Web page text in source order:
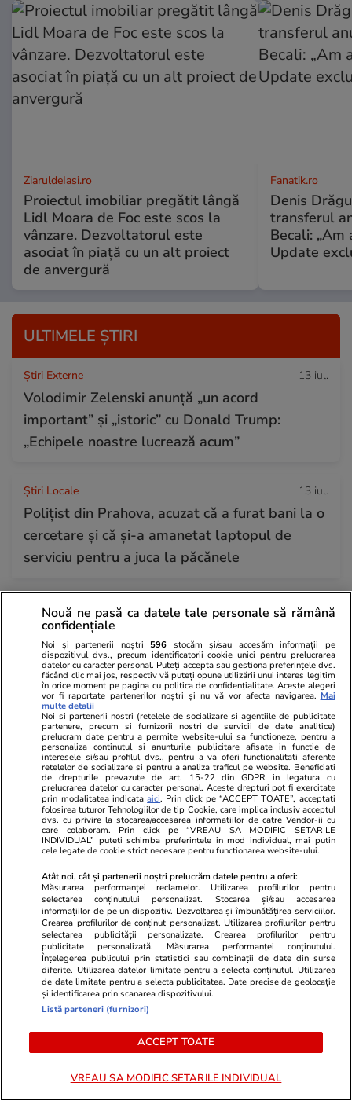
ZiaruldeIasi.ro
Proiectul imobiliar pregătit lângă
Lidl Moara de Foc este scos la
vânzare. Dezvoltatorul este
asociat în piață cu un alt proiect
de anvergură
Fanatik.ro
Denis
transferul
Becali: „Am
Update
ULTIMELE ȘTIRI
Știri Externe 13 iul.
Volodimir Zelenski anunță „un acord
important” și „istoric” cu Donald Trump:
„Echipele noastre lucrează acum”
Știri Locale 13 iul.
Polițist din Prahova, acuzat că a furat bani la o
cercetare și că și-a amanetat laptopul de
serviciu pentru a juca la păcănele
Vacanțe și Cultură 13 iul.
Insula din Grecia despre care aproape nimeni
nu vorbește, dar care a surprins o familie de
români: „Am plătit doar 3 euro”
Știri Externe 13 iul.
Armata americană restabilește blocada
asupra porturilor iraniene, iar Donald Trump
cere taxe de protecție: „20%”
Citește mai multe
TRENDING
Horoscop 13 iul.
Horoscop 14 iulie 2026. Fecioarele este bine
să fie mai prudente decât de obicei, în special
atunci când evaluează situațiile prin care trec
salariu minim și ce mai poți cumpăra cu o oră
Nouă ne pasă ca datele tale personale să rămână
confidențiale
Noi și partenerii noștri 596 stocăm și/sau accesăm informații pe
dispozitivul dvs., precum identificatorii cookie unici pentru prelucrarea
datelor cu caracter personal. Puteți accepta sau gestiona preferințele dvs.
făcând clic mai jos, respectiv vă puteți opune utilizării unui interes legitim
în orice moment pe pagina cu politica de confidențialitate. Aceste alegeri
vor fi raportate partenerilor noștri și nu vă vor afecta navigarea. Mai
multe detalii
Noi si partenerii nostri (retelele de socializare si agentiile de publicitate
partenere, precum si furnizorii nostri de servicii de date analitice)
prelucram date pentru a permite website-ului sa functioneze, pentru a
personaliza continutul si anunturile publicitare afisate in functie de
interesele si/sau profilul dvs., pentru a va oferi functionalitati aferente
retelelor de socializare si pentru a analiza traficul pe website. Beneficiati
de drepturile prevazute de art. 15-22 din GDPR in legatura cu
prelucrarea datelor cu caracter personal. Aceste drepturi pot fi exercitate
prin modalitatea indicataaici. Prin click pe “ACCEPT TOATE”, acceptati
folosirea tuturor Tehnologiilor de tip Cookie, care implica inclusiv acceptul
dvs. cu privire la stocarea/accesarea informatiilor de catre Vendor-ii cu
care colaboram. Prin click pe “VREAU SA MODIFIC SETARILE
INDIVIDUAL” puteti schimba preferintele in mod individual, mai putin
cele legate de cookie strict necesare pentru functionarea website-ului.
Atât noi, cât și partenerii noștri prelucrăm datele pentru a oferi:
Măsurarea performanței reclamelor. Utilizarea profilurilor pentru
selectarea conținutului personalizat. Stocarea și/sau accesarea
informațiilor de pe un dispozitiv. Dezvoltarea și îmbunătățirea serviciilor.
Crearea profilurilor de conținut personalizat. Utilizarea profilurilor pentru
selectarea publicității personalizate. Crearea profilurilor pentru
publicitate personalizată. Măsurarea performanței conținutului.
Înțelegerea publicului prin statistici sau combinații de date din surse
diferite. Utilizarea datelor limitate pentru a selecta conținutul. Utilizarea
de date limitate pentru a selecta publicitatea. Date precise de geolocație
și identificarea prin scanarea dispozitivului.
Listă parteneri (furnizori)
ACCEPT TOATE
VREAU SA MODIFIC SETARILE INDIVIDUAL